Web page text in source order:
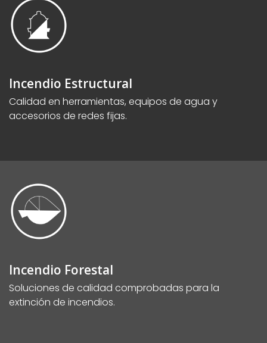
Incendio Estructural
Calidad en herramientas, equipos de agua y
accesorios de redes fijas.
Incendio Forestal
Soluciones de calidad comprobadas para la
extinción de incendios.